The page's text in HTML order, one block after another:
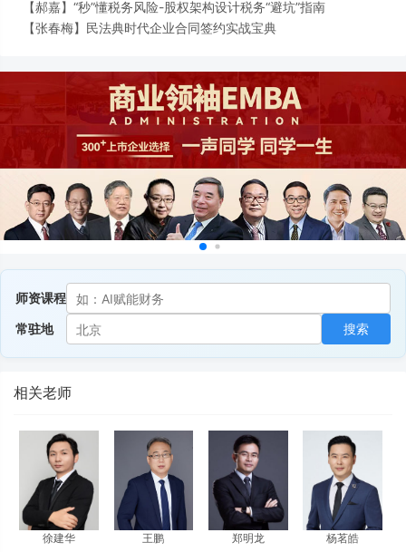
【郝嘉】 “秒”懂税务风险-股权架构设计税务“避坑”指南
【张春梅】 民法典时代企业合同签约实战宝典
师资课程
常驻地
搜索
相关老师
徐建华 王鹏 郑明龙 杨茗皓